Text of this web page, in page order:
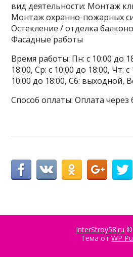
вид деятельности: Монтаж
Монтаж охранно-пожарных
Остекление / отделка
Фасадные работы
Время работы: Пн: с 10:00 до
18:00, Ср: с 10:00 до 18:00, Чт:
10:00 до 18:00, Сб: выходной,
Способ оплаты: Оплата через
InterStroy58.ru ©
Тема от WP